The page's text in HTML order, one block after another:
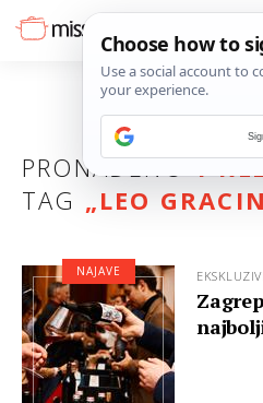
PRONAĐENO1
TAG „LEO
NAJAVE